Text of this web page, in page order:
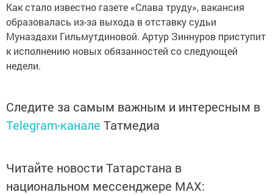
Как стало известно газете «Слава труду», вакансия
образовалась из-за выхода в отставку судьи
Муназдахи Гильмутдиновой. Артур Зиннуров приступит
к исполнению новых обязанностей со следующей
недели.
Следите за самым важным и интересным в
Telegram-канале Татмедиа
Читайте новости Татарстана в
национальном мессенджере MАХ: